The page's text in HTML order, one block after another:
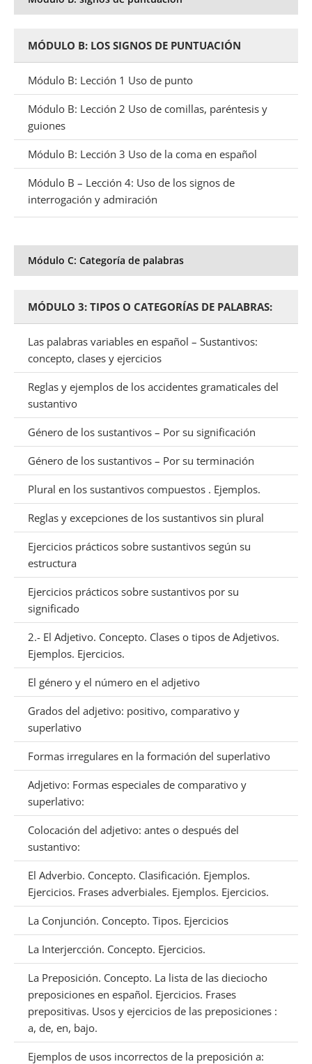
MÓDULO B: LOS SIGNOS DE PUNTUACIÓN
Módulo B: Lección 1 Uso de punto
Módulo B: Lección 2 Uso de comillas, paréntesis y
guiones
Módulo B: Lección 3 Uso de la coma en español
Módulo B – Lección 4: Uso de los signos de
interrogación y admiración
Módulo C: Categoría de palabras
MÓDULO 3: TIPOS O CATEGORÍAS DE PALABRAS:
Las palabras variables en español – Sustantivos:
concepto, clases y ejercicios
Reglas y ejemplos de los accidentes gramaticales del
sustantivo
Género de los sustantivos – Por su significación
Género de los sustantivos – Por su terminación
Plural en los sustantivos compuestos . Ejemplos.
Reglas y excepciones de los sustantivos sin plural
Ejercicios prácticos sobre sustantivos según su
estructura
Ejercicios prácticos sobre sustantivos por su
significado
2.- El Adjetivo. Concepto. Clases o tipos de Adjetivos.
Ejemplos. Ejercicios.
El género y el número en el adjetivo
Grados del adjetivo: positivo, comparativo y
superlativo
Formas irregulares en la formación del superlativo
Adjetivo: Formas especiales de comparativo y
superlativo:
Colocación del adjetivo: antes o después del
sustantivo:
El Adverbio. Concepto. Clasificación. Ejemplos.
Ejercicios. Frases adverbiales. Ejemplos. Ejercicios.
La Conjunción. Concepto. Tipos. Ejercicios
La Interjercción. Concepto. Ejercicios.
La Preposición. Concepto. La lista de las dieciocho
preposiciones en español. Ejercicios. Frases
prepositivas. Usos y ejercicios de las preposiciones :
a, de, en, bajo.
Ejemplos de usos incorrectos de la preposición a: